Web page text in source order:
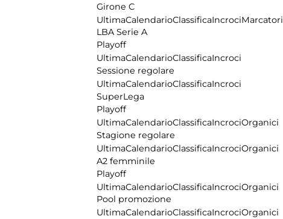
Girone C
UltimaCalendarioClassificaIncrociMarcatori
LBA Serie A
Playoff
UltimaCalendarioClassificaIncroci
Sessione regolare
UltimaCalendarioClassificaIncroci
SuperLega
Playoff
UltimaCalendarioClassificaIncrociOrganici
Stagione regolare
UltimaCalendarioClassificaIncrociOrganici
A2 femminile
Playoff
UltimaCalendarioClassificaIncrociOrganici
Pool promozione
UltimaCalendarioClassificaIncrociOrganici